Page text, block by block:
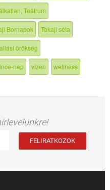
Teátrum
Bornapok Tokaji séta
örökség
nap vízen wellness